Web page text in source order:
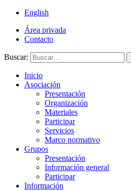
English
Área privada
Contacto
Buscar:
Inicio
Asociación
Presentación
Organización
Materiales
Participar
Servicios
Marco normativo
Grupos
Presentación
Información general
Participar
Información